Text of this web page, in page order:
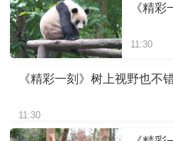
《精
11:30
《精彩一刻》树上视野也不
11:30